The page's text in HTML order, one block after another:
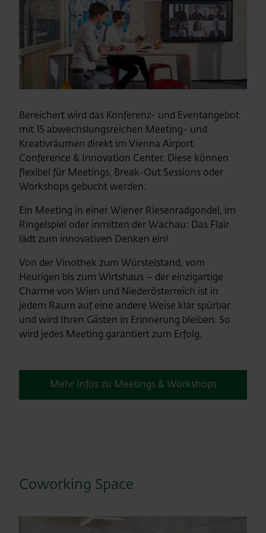
Bereichert wird das Konferenz- und Eventangebot
mit 15 abwechslungsreichen Meeting- und
Kreativräumen direkt im Vienna Airport
Conference & Innovation Center. Diese können
flexibel für Meetings, Break-Out Sessions oder
Workshops gebucht werden.
Ein Meeting in einer Wiener Riesenradgondel, im
Ringelspiel oder inmitten der Wachau: Das Flair
lädt zum innovativen Denken ein!
Von der Vinothek zum Würstelstand, vom
Heurigen bis zum Wirtshaus – der einzigartige
Charme von Wien und Niederösterreich ist in
jedem Raum auf eine andere Weise klar spürbar
und wird Ihren Gästen in Erinnerung bleiben. So
wird jedes Meeting garantiert zum Erfolg.
Mehr Infos zu Meetings & Workshops
Coworking Space